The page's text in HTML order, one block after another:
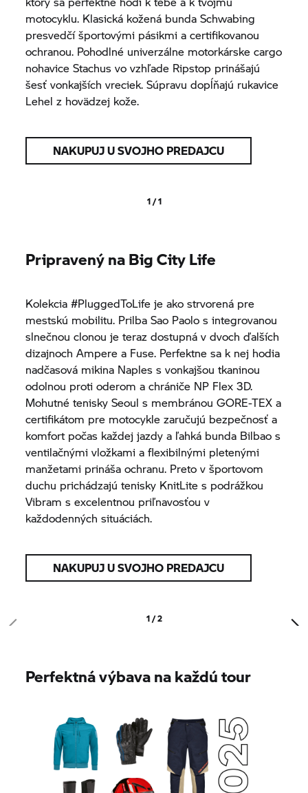
motocyklu. Klasická kožená bunda Schwabing
presvedčí športovými pásikmi a certifikovanou
ochranou. Pohodlné univerzálne motorkárske cargo
nohavice Stachus vo vzhľade Ripstop prinášajú
šesť vonkajších vreciek. Súpravu dopĺňajú rukavice
Lehel z hovädzej kože.
NAKUPUJ U SVOJHO PREDAJCU
1 / 1
Pripravený na Big City Life
Kolekcia #PluggedToLife je ako strvorená pre
mestskú mobilitu. Prilba Sao Paolo s integrovanou
slnečnou clonou je teraz dostupná v dvoch ďalších
dizajnoch Ampere a Fuse. Perfektne sa k nej hodia
nadčasová mikina Naples s vonkajšou tkaninou
odolnou proti oderom a chrániče NP Flex 3D.
Mohutné tenisky Seoul s membránou GORE-TEX a
certifikátom pre motocykle zaručujú bezpečnosť a
komfort počas každej jazdy a ľahká bunda Bilbao s
ventilačnými vložkami a flexibilnými pletenými
manžetami prináša ochranu. Preto v športovom
duchu prichádzajú tenisky KnitLite s podrážkou
Vibram s excelentnou priľnavosťou v
každodenných situáciách.
NAKUPUJ U SVOJHO PREDAJCU
1 / 2
Perfektná výbava na každú tour